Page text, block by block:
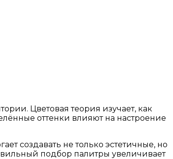
Цветовая теория изучает, как
оттенки влияют на настроение
создавать не только эстетичные, но
подбор палитры увеличивает